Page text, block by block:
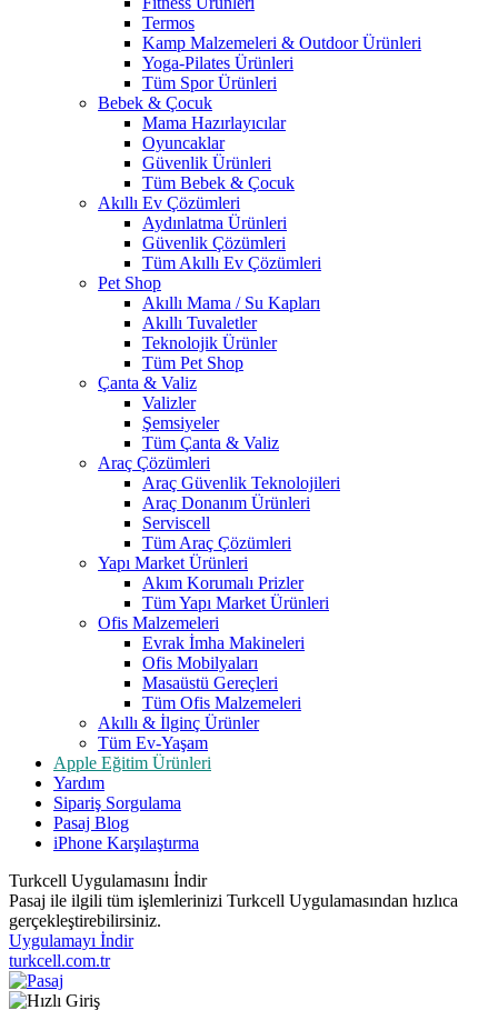
Termos
Kamp Malzemeleri & Outdoor Ürünleri
Yoga-Pilates Ürünleri
Tüm Spor Ürünleri
Bebek & Çocuk
Mama Hazırlayıcılar
Oyuncaklar
Güvenlik Ürünleri
Tüm Bebek & Çocuk
Akıllı Ev Çözümleri
Aydınlatma Ürünleri
Güvenlik Çözümleri
Tüm Akıllı Ev Çözümleri
Pet Shop
Akıllı Mama / Su Kapları
Akıllı Tuvaletler
Teknolojik Ürünler
Tüm Pet Shop
Çanta & Valiz
Valizler
Şemsiyeler
Tüm Çanta & Valiz
Araç Çözümleri
Araç Güvenlik Teknolojileri
Araç Donanım Ürünleri
Serviscell
Tüm Araç Çözümleri
Yapı Market Ürünleri
Akım Korumalı Prizler
Tüm Yapı Market Ürünleri
Ofis Malzemeleri
Evrak İmha Makineleri
Ofis Mobilyaları
Masaüstü Gereçleri
Tüm Ofis Malzemeleri
Akıllı & İlginç Ürünler
Tüm Ev-Yaşam
Apple Eğitim Ürünleri
Yardım
Sipariş Sorgulama
Pasaj Blog
iPhone Karşılaştırma
Turkcell Uygulamasını İndir
Pasaj ile ilgili tüm işlemlerinizi Turkcell Uygulamasından hızlıca
gerçekleştirebilirsiniz.
Uygulamayı İndir
turkcell.com.tr